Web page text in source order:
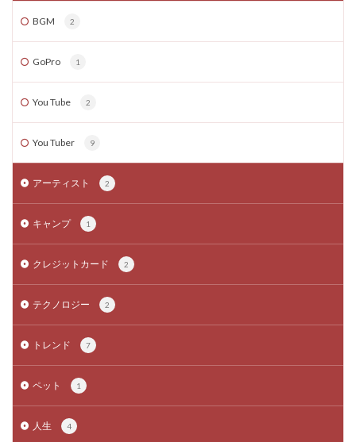
BGM 2
GoPro 1
You Tube 2
You Tuber 9
アーティスト 2
キャンプ 1
クレジットカード 2
テクノロジー 2
トレンド 7
ペット 1
人生 4